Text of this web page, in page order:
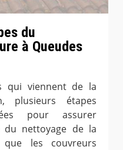
du
à Queudes
qui viennent de la
plusieurs étapes
pour assurer
du nettoyage de la
les couvreurs